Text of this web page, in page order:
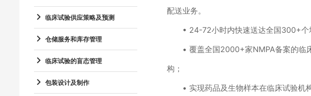
临床试验供应策略及预测
仓储服务和库存管理
临床试验的盲态管理
包装设计及制作
配送业务。
• 24-72小时内快速送达全国300+个
• 覆盖全国2000+家NMPA备案的临
构；
• 实现药品及生物样本在临床试验机构